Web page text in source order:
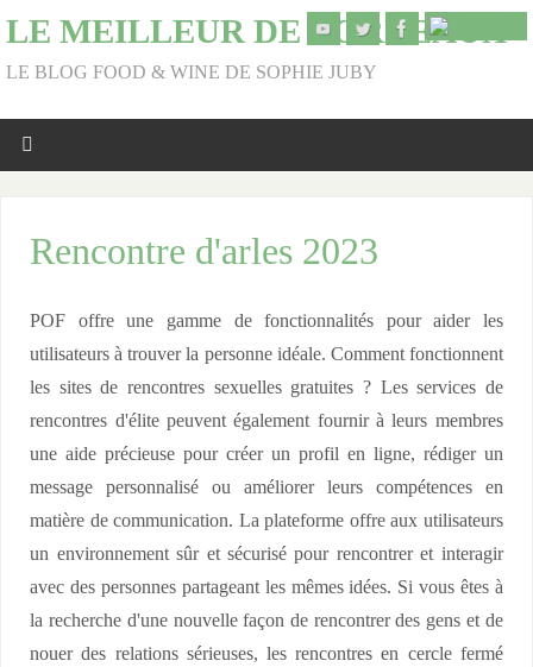
LE MEILLEUR DE BORDEAUX
LE BLOG FOOD & WINE DE SOPHIE JUBY
Rencontre d'arles 2023
POF offre une gamme de fonctionnalités pour aider les
utilisateurs à trouver la personne idéale. Comment fonctionnent
les sites de rencontres sexuelles gratuites ? Les services de
rencontres d'élite peuvent également fournir à leurs membres
une aide précieuse pour créer un profil en ligne, rédiger un
message personnalisé ou améliorer leurs compétences en
matière de communication. La plateforme offre aux utilisateurs
un environnement sûr et sécurisé pour rencontrer et interagir
avec des personnes partageant les mêmes idées. Si vous êtes à
la recherche d'une nouvelle façon de rencontrer des gens et de
nouer des relations sérieuses, les rencontres en cercle fermé